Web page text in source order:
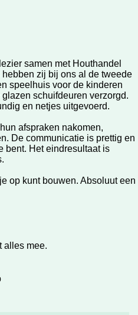
samen met Houthandel
zij bij ons al de tweede
speelhuis voor de kinderen
schuifdeuren verzorgd.
en netjes uitgevoerd.
afspraken nakomen,
De communicatie is prettig en
bent. Het eindresultaat is
op kunt bouwen. Absoluut een
alles mee.